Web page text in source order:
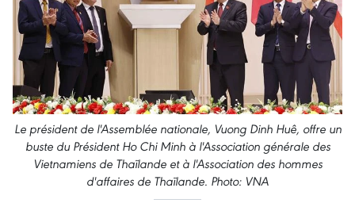
Le président de l'Assemblée nationale, Vuong Dinh Huê, offre un
buste du Président Ho Chi Minh à l'Association générale des
Vietnamiens de Thaïlande et à l'Association des hommes
d'affaires de Thaïlande. Photo: VNA